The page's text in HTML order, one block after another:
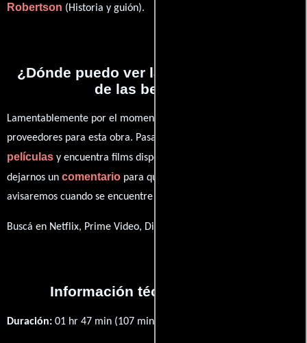
Robertson (Historia y guión).
¿Dónde puedo ver la películas El señor
de las bestias 2?
Lamentablemente por el momento no contamos con enlaces a
proveedores para esta obra. Pasa por nuestro catálogo de
películas y encuentra films disponibles. También puedes
dejarnos un comentario para que le demos prioridad y te
avisaremos cuando se encuentre disponible
Buscá en Netflix, Prime Video, Disney+
Información técnica y general
Duración: 01 hr 47 min (107 minutos) .